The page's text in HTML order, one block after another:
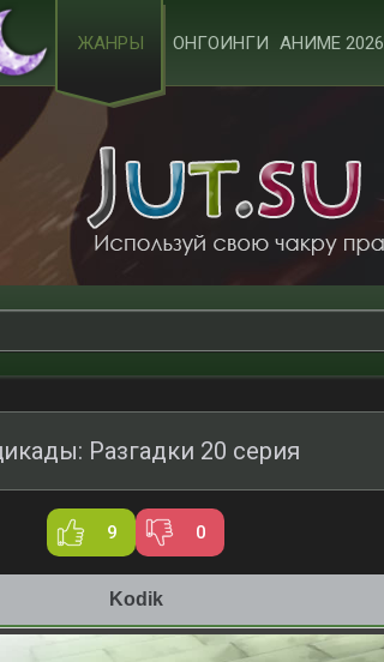
ЖАНРЫ ОНГОИНГИ АНИМЕ 2026
Разгадки 20 серия
9 0
Kodik